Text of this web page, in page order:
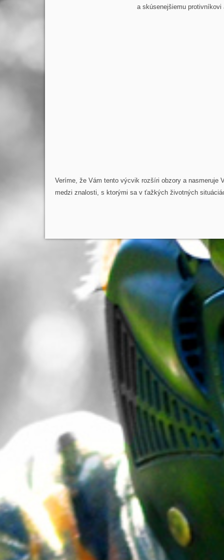
a skúsenejšiemu
Veríme, že Vám tento výcvik rozšíri obzory a nasmeruje
medzi znalosti, s ktorými sa v ťažkých životných